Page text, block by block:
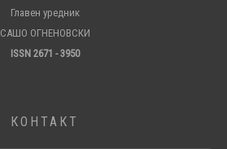
Главен уредник
САШО ОГНЕНОВСКИ
ISSN 2671 - 3950
КОНТАКТ